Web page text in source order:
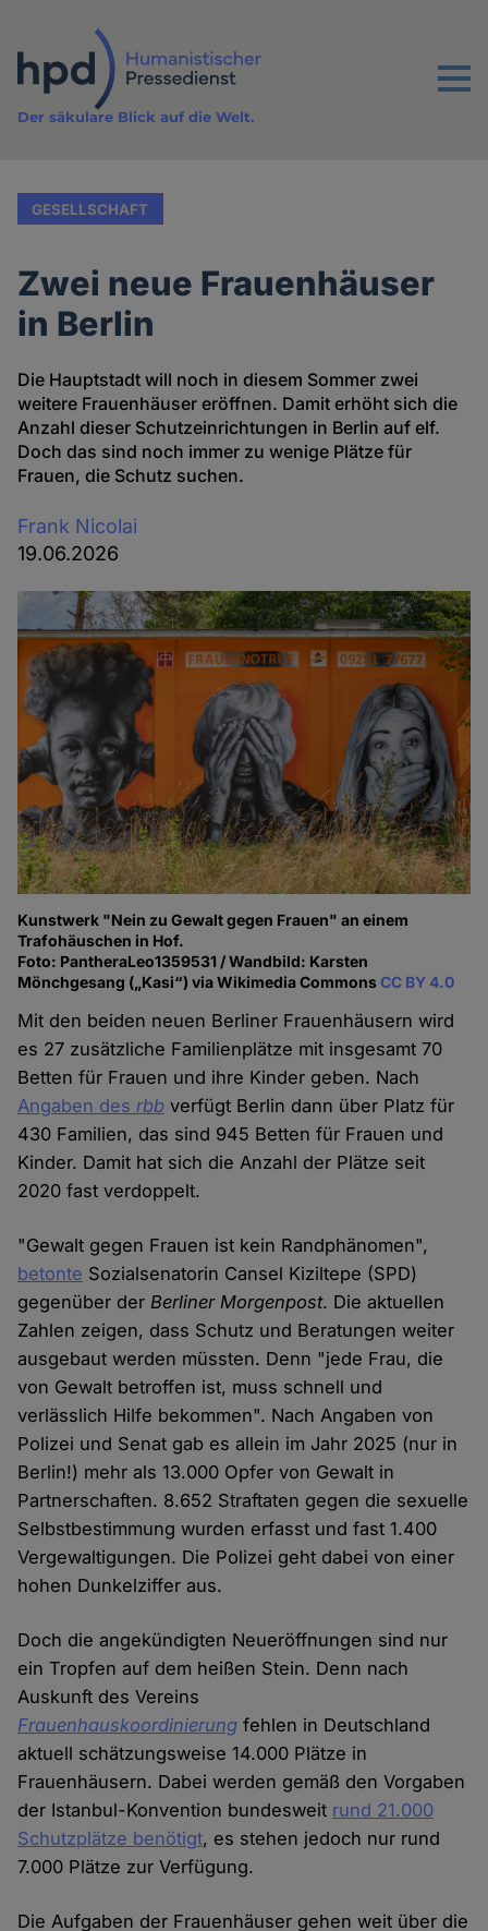
Inhalt
Menu
Der säkulare Blick auf die Welt.
GESELLSCHAFT
Zwei neue Frauenhäuser
in Berlin
Die Hauptstadt will noch in diesem Sommer zwei
weitere Frauenhäuser eröffnen. Damit erhöht sich die
Anzahl dieser Schutzeinrichtungen in Berlin auf elf.
Doch das sind noch immer zu wenige Plätze für
Frauen, die Schutz suchen.
Frank Nicolai
19.06.2026
Kunstwerk "Nein zu Gewalt gegen Frauen" an einem
Trafohäuschen in Hof.
Foto: PantheraLeo1359531 / Wandbild: Karsten
Mönchgesang („Kasi“) via Wikimedia CommonsCC BY 4.0
Mit den beiden neuen Berliner Frauenhäusern wird
es 27 zusätzliche Familienplätze mit insgesamt 70
Betten für Frauen und ihre Kinder geben. Nach
Angaben des rbb verfügt Berlin dann über Platz für
430 Familien, das sind 945 Betten für Frauen und
Kinder. Damit hat sich die Anzahl der Plätze seit
2020 fast verdoppelt.
"Gewalt gegen Frauen ist kein Randphänomen",
betonte Sozialsenatorin Cansel Kiziltepe (SPD)
gegenüber der Berliner Morgenpost. Die aktuellen
Zahlen zeigen, dass Schutz und Beratungen weiter
ausgebaut werden müssten. Denn "jede Frau, die
von Gewalt betroffen ist, muss schnell und
verlässlich Hilfe bekommen". Nach Angaben von
Polizei und Senat gab es allein im Jahr 2025 (nur in
Berlin!) mehr als 13.000 Opfer von Gewalt in
Partnerschaften. 8.652 Straftaten gegen die sexuelle
Selbstbestimmung wurden erfasst und fast 1.400
Vergewaltigungen. Die Polizei geht dabei von einer
hohen Dunkelziffer aus.
Doch die angekündigten Neueröffnungen sind nur
ein Tropfen auf dem heißen Stein. Denn nach
Auskunft des Vereins
Frauenhauskoordinierung fehlen in Deutschland
aktuell schätzungsweise 14.000 Plätze in
Frauenhäusern. Dabei werden gemäß den Vorgaben
der Istanbul-Konvention bundesweit rund 21.000
Schutzplätze benötigt, es stehen jedoch nur rund
7.000 Plätze zur Verfügung.
Die Aufgaben der Frauenhäuser gehen weit über die